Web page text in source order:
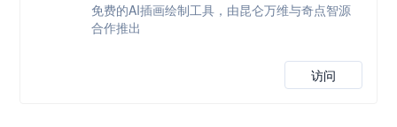
免费的AI插画绘制工具，由昆仑万维与奇点智源
合作推出
访问